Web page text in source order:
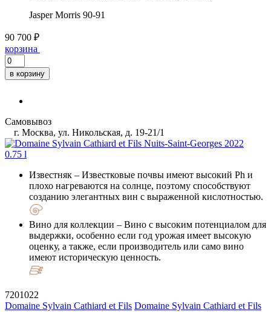
Jasper Morris 90-91
90 700 ₽
корзина
в корзину
Самовывоз
г. Москва, ул. Никольская, д. 19-21/1
Известняк – Известковые почвы имеют высокий Ph и
плохо нагреваются на солнце, поэтому способствуют
созданию элегантных вин с выраженной кислотностью.
Вино для коллекции – Вино с высоким потенциалом для
выдержки, особенно если год урожая имеет высокую
оценку, а также, если производитель или само вино
имеют историческую ценность.
7201022
Domaine Sylvain Cathiard et Fils Domaine Sylvain Cathiard et Fils